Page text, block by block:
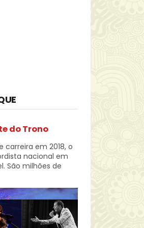
do Trono
carreira em 2018, o
nacional em
São milhões de